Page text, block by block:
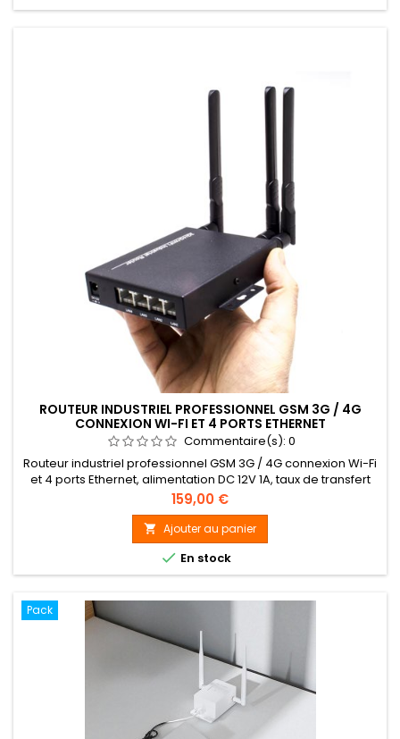
ROUTEUR INDUSTRIEL PROFESSIONNEL GSM 3G / 4G
CONNEXION WI-FI ET 4 PORTS ETHERNET
Commentaire(s): 0
Routeur industriel professionnel GSM 3G / 4G connexion Wi-Fi
et 4 ports Ethernet, alimentation DC 12V 1A, taux de transfert
Wi-Fi 10/100 Mbps, taux de transfert 4G jusqu'à 150 Mbps
Prix
159,00 €
 Ajouter au panier
 En stock
Pack